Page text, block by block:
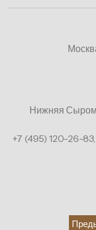
Нижняя
+7 (495) 120-26-
Навигация